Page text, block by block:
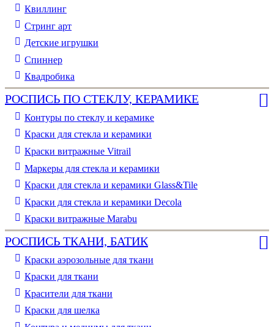
Квиллинг
Стринг арт
Детские игрушки
Спиннер
Квадробика
РОСПИСЬ ПО СТЕКЛУ, КЕРАМИКЕ
Контуры по стеклу и керамике
Краски для стекла и керамики
Краски витражные Vitrail
Маркеры для стекла и керамики
Краски для стекла и керамики Glass&Tile
Краски для стекла и керамики Decola
Краски витражные Marabu
РОСПИСЬ ТКАНИ, БАТИК
Краски аэрозольные для ткани
Краски для ткани
Красители для ткани
Краски для шелка